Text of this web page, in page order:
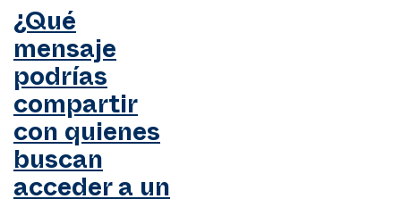
¿Qué
mensaje
podrías
compartir
con quienes
buscan
acceder a un